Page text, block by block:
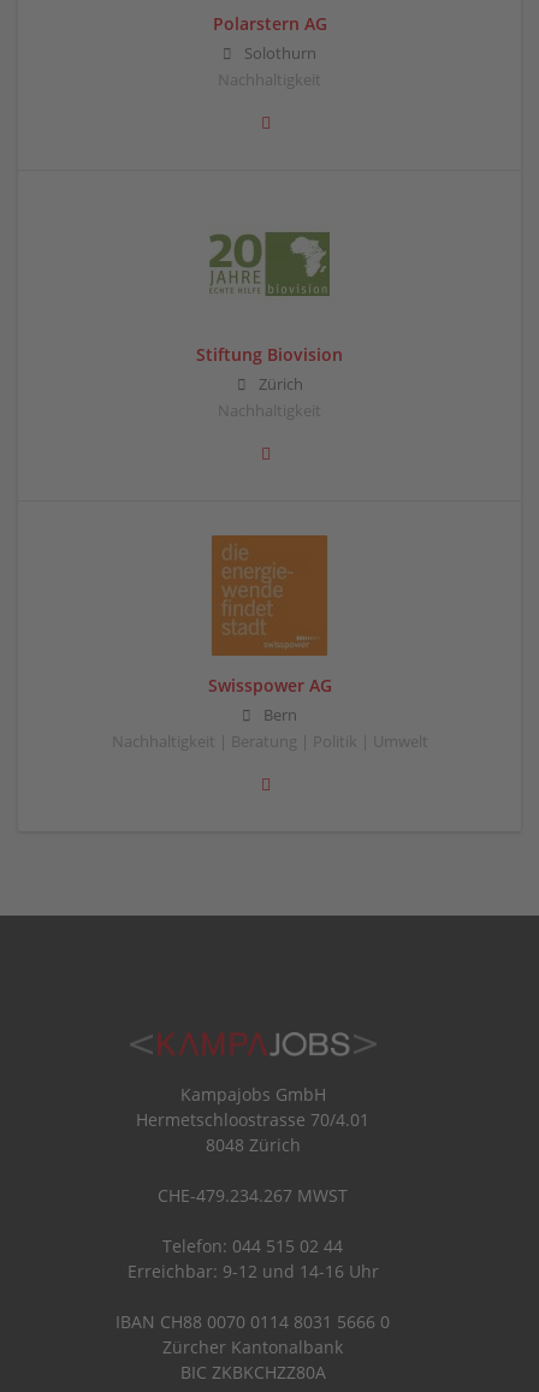
Polarstern AG
Solothurn
Nachhaltigkeit
Stiftung Biovision
Zürich
Nachhaltigkeit
Swisspower AG
Bern
Nachhaltigkeit | Beratung | Politik | Umwelt
Kampajobs GmbH
Hermetschloostrasse 70/4.01
8048 Zürich
CHE-479.234.267 MWST
Telefon: 044 515 02 44
Erreichbar: 9-12 und 14-16 Uhr
IBAN CH88 0070 0114 8031 5666 0
Zürcher Kantonalbank
BIC ZKBKCHZZ80A